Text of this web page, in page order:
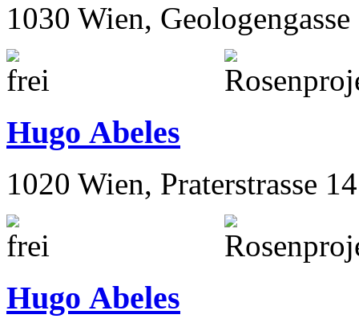
1030 Wien,
Hugo Abeles
1020 Wien, Praterstrasse 14
Hugo Abeles